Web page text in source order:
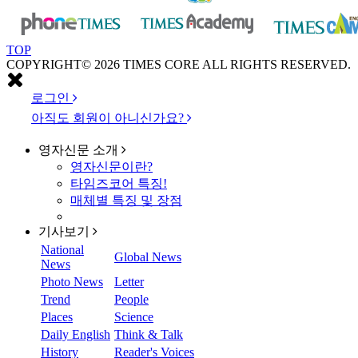
TOP
COPYRIGHT© 2026 TIMES CORE ALL RIGHTS RESERVED.
로그인
아직도 회원이 아니신가요?
영자신문 소개
영자신문이란?
타임즈코어 특징!
매체별 특징 및 장점
기사보기
National
News
Global News
Photo News
Letter
Trend
People
Places
Science
Daily English Think & Talk
History
Reader's Voices